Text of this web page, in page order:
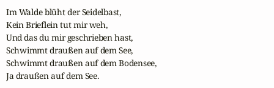
Im Walde blüht der Seidelbast,
Kein Brieflein tut mir weh,
Und das du mir geschrieben hast,
Schwimmt draußen auf dem See,
Schwimmt draußen auf dem Bodensee,
Ja draußen auf dem See.